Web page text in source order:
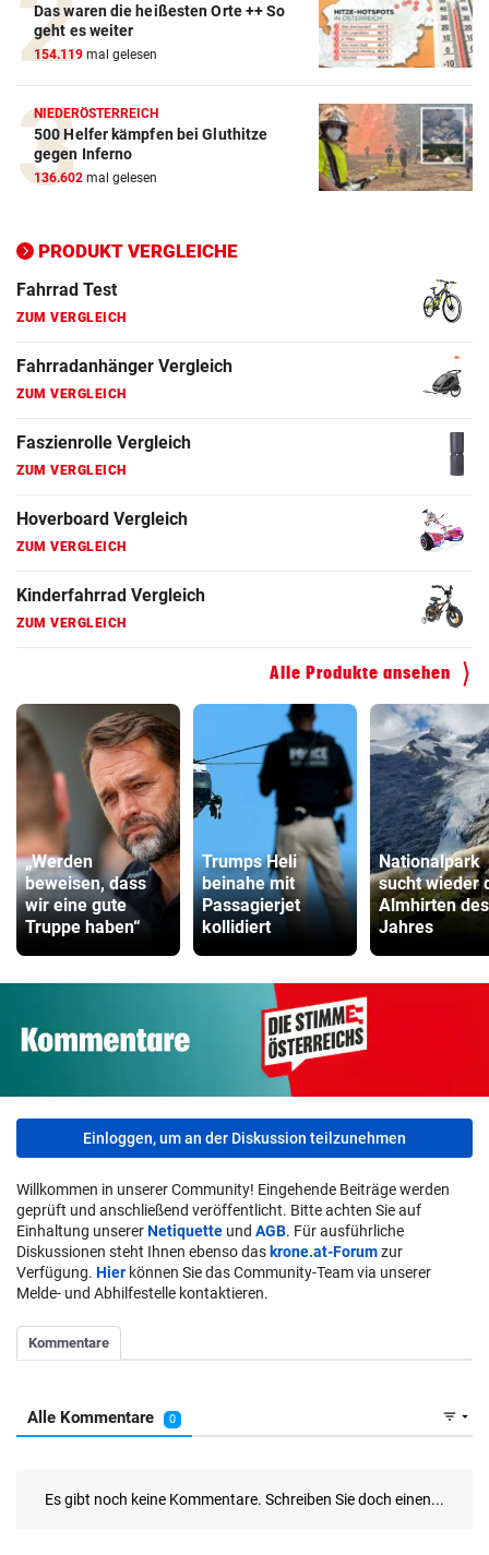
Das waren die heißesten Orte ++ So
geht es weiter
154.119 mal gelesen
NIEDERÖSTERREICH
500 Helfer kämpfen bei Gluthitze
gegen Inferno
136.602 mal gelesen
PRODUKT VERGLEICHE
ZUM VERGLEICH
E-Bike Vergleich
ZUM VERGLEICH
Elektro-Scooter Vergleich
ZUM VERGLEICH
ZUM VERGLEICH
Fahrrad Test
ZUM VERGLEICH
Fahrradanhänger Vergleich
ZUM VERGLEICH
Faszienrolle Vergleich
ZUM VERGLEICH
Hoverboard Vergleich
ZUM VERGLEICH
Kinderfahrrad Vergleich
ZUM VERGLEICH
Alle Produkte ansehen
„Werden
beweisen, dass
wir eine gute
Truppe haben“
Trumps Heli
beinahe mit
Passagierjet
kollidiert
Nationalpark
sucht wieder
Almhirten des
Jahres
Einloggen, um an der Diskussion teilzunehmen
Willkommen in unserer Community! Eingehende Beiträge werden
geprüft und anschließend veröffentlicht. Bitte achten Sie auf
Einhaltung unsererNetiquette und AGB. Für ausführliche
Diskussionen steht Ihnen ebenso das krone.at-Forumzur
Verfügung. Hier können Sie das Community-Team via unserer
Melde- und Abhilfestelle kontaktieren.